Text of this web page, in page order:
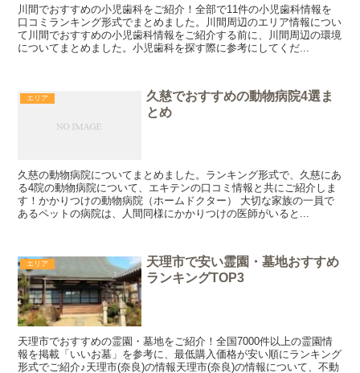
川間でおすすめの小児歯科をご紹介！全部で11件の小児歯科情報を
口コミランキング形式でまとめました。川間周辺のエリア情報につい
て川間でおすすめの小児歯科情報をご紹介する前に、川間周辺の環境
についてまとめました。小児歯科を探す際に参考にしてくだ...
エリア
久慈でおすすめの動物病院4選ま
とめ
久慈の動物病院についてまとめました。ランキング形式で、久慈にあ
る4院の動物病院について、エキテンの口コミ情報と共にご紹介しま
す！かかりつけの動物病院（ホームドクター） 大切な家族の一員で
あるペットの病院は、人間同様にかかりつけの医師がいると...
エリア
天理市で安い霊園・墓地おすすめ
ランキングTOP3
天理市でおすすめの霊園・墓地をご紹介！全国7000件以上の霊園情
報を掲載「いいお墓」を参考に、最低購入価格が安い順にランキング
形式でご紹介♪天理市(奈良)の情報天理市(奈良)の情報について、不動